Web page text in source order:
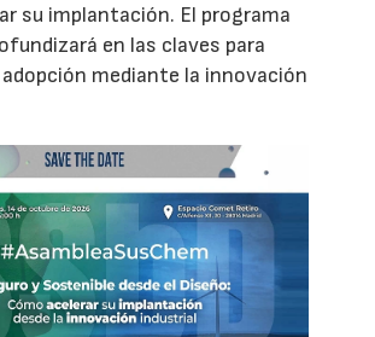
su implantación. El programa
en las claves para
mediante la innovación